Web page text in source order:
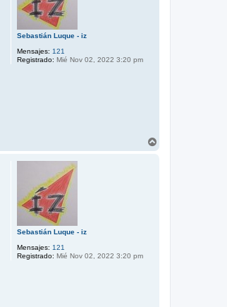
Sebastián Luque - iz
Mensajes: 121
Registrado: Mié Nov 02, 2022 3:20 pm
Sebastián Luque - iz
Mensajes: 121
Registrado: Mié Nov 02, 2022 3:20 pm